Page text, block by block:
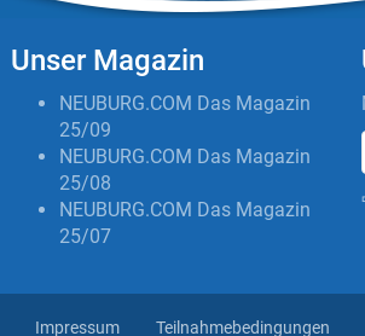
Unser Magazin
NEUBURG.COM Das Magazin
25/09
NEUBURG.COM Das Magazin
25/08
NEUBURG.COM Das Magazin
25/07
Impressum Teilnahmebedingungen